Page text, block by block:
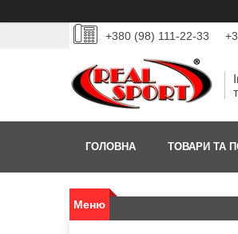
+380 (98) 111-22-33
ГОЛОВНА ТОВАРИ ТА